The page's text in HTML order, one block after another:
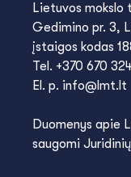
Lietuvos
Gedimino pr. 3,
įstaigos kodas
Tel. +370 670
El. p. info@lmt.lt
Duomenys apie
saugomi